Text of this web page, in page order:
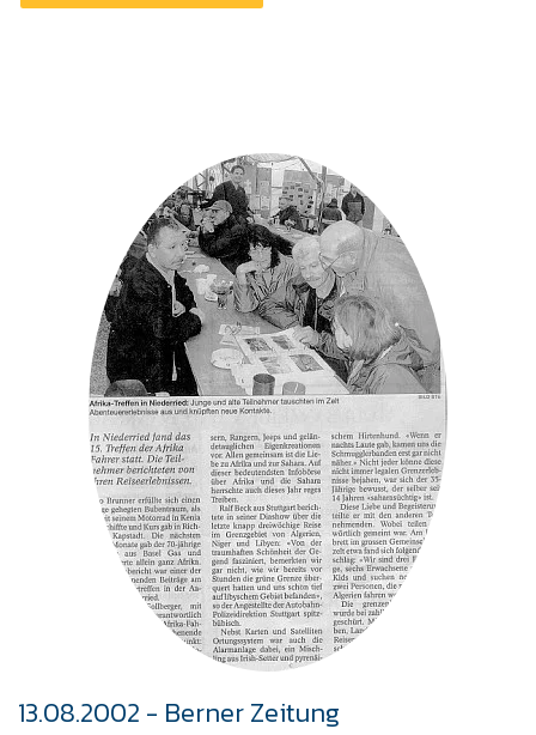
13.08.2002 - Berner Zeitung